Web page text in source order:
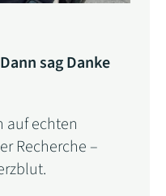
sag Danke
auf echten
Recherche –